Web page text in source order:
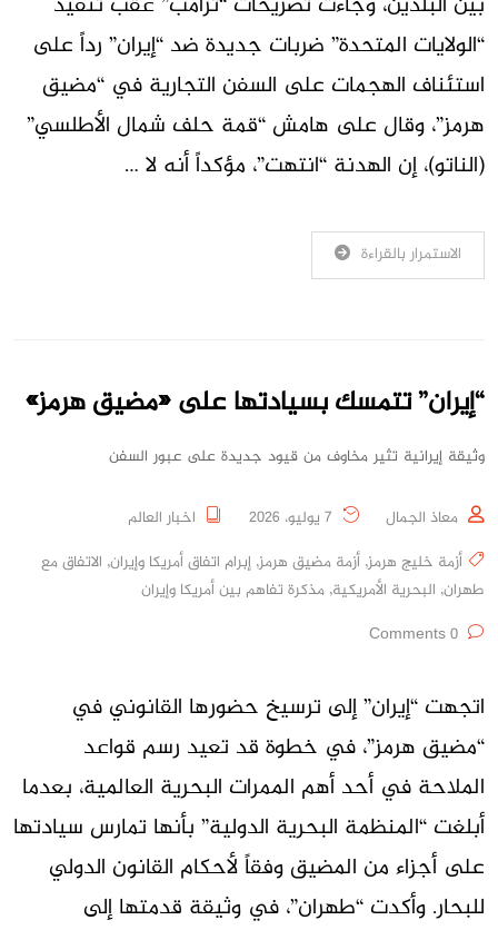
“الولايات المتحدة” ضربات جديدة ضد “إيران” رداً على
استئناف الهجمات على السفن التجارية في “مضيق
هرمز”، وقال على هامش “قمة حلف شمال الأطلسي”
(الناتو)، إن الهدنة “انتهت”، مؤكداً أنه لا …
الاستمرار بالقراءة
“إيران” تتمسك بسيادتها على «مضيق هرمز»
وثيقة إيرانية تثير مخاوف من قيود جديدة على عبور السفن
معاذ الجمال
اخبار العالم
أزمة خليج هرمز, أزمة مضيق هرمز, إبرام اتفاق أمريكا وإيران, الاتفاق مع
طهران, البحرية الأمريكية, مذكرة تفاهم بين أمريكا وإيران
اتجهت “إيران” إلى ترسيخ حضورها القانوني في
“مضيق هرمز”، في خطوة قد تعيد رسم قواعد
الملاحة في أحد أهم الممرات البحرية العالمية، بعدما
أبلغت “المنظمة البحرية الدولية” بأنها تمارس سيادتها
على أجزاء من المضيق وفقاً لأحكام القانون الدولي
للبحار. وأكدت “طهران”، في وثيقة قدمتها إلى